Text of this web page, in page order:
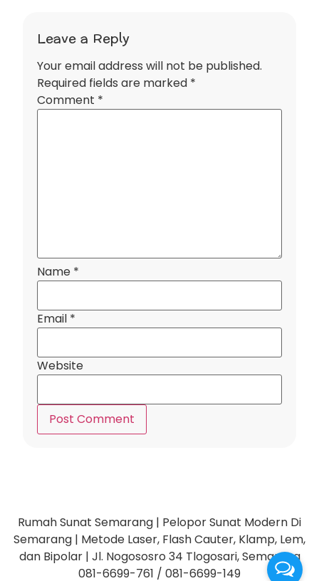
Leave a Reply
Your email address will not be published.
Required fields are marked *
Comment *
Name *
Email *
Website
Rumah Sunat Semarang | Pelopor Sunat Modern Di
Semarang | Metode Laser, Flash Cauter, Klamp, Lem,
dan Bipolar | Jl. Nogososro 34 Tlogosari, Semarang
081-6699-761 / 081-6699-149